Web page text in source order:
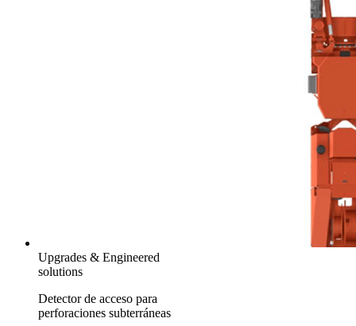
Upgrades & Engineered
solutions
Detector de acceso para
perforaciones subterráneas